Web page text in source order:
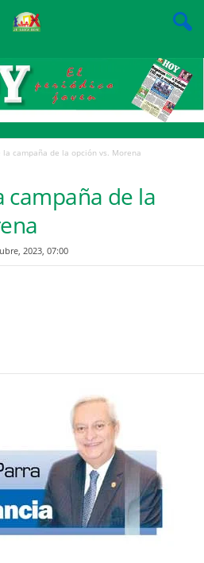
la campaña de la opción vs. Morena
campaña de la
2023, 07:00